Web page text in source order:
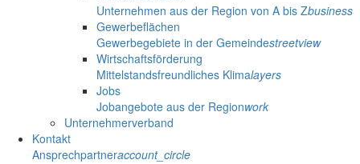
Unternehmen aus der Region von A bis Zbusiness
Gewerbeflächen
Gewerbegebiete in der Gemeindestreetview
Wirtschaftsförderung
Mittelstandsfreundliches Klimalayers
Jobs
Jobangebote aus der Regionwork
Unternehmerverband
Kontakt
Ansprechpartneraccount_circle